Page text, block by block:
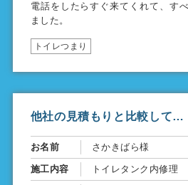
電話をしたらすぐ来てくれて、す
ました。
トイレつまり
他社の見積もりと比較して…
お名前 さかきばら様
施工内容 トイレタンク内修理